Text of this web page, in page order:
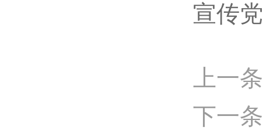
宣传
上一
下一